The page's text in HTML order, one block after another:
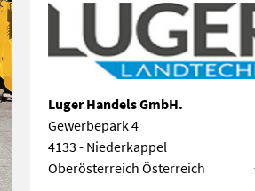
Luger Handels GmbH.
Gewerbepark 4
4133 - Niederkappel
Oberösterreich Österreich